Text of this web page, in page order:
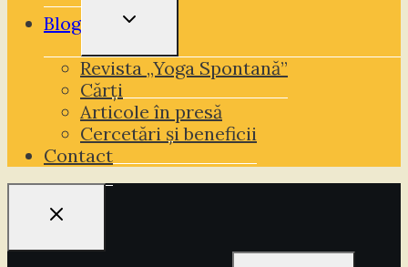
Blog
Toggle
Menu
Revista „Yoga Spontană”
Cărți
Articole în presă
Cercetări și beneficii
Contact